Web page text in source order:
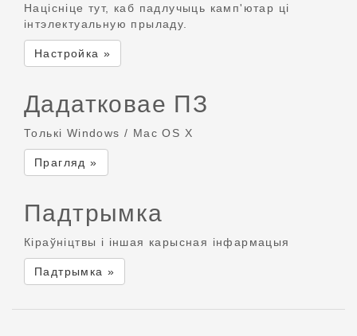
Націсніце тут, каб падлучыць камп'ютар ці
інтэлектуальную прыладу.
Настройка »
Дадатковае ПЗ
Толькі Windows / Mac OS X
Прагляд »
Падтрымка
Кіраўніцтвы і іншая карысная інфармацыя
Падтрымка »